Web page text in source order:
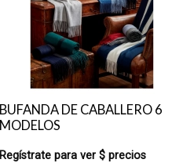
BUFANDA DE CABALLERO 6
MODELOS
Regístrate para ver $ precios